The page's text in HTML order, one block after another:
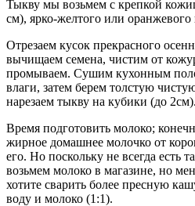
Тыкву мы возьмем с крепкой
см), ярко-желтого или оранжевого
Отрезаем кусок прекрасного
вычищаем семена, чистим от
промываем. Сушим кухонным
влаги, затем берем толстую
нарезаем тыкву на кубики (до 2см).
Время подготовить молоко;
жирное домашнее молочко от
его. Но поскольку не всегда есть
возьмем молоко в магазине, но
хотите сварить более пресную
воду и молоко (1:1).